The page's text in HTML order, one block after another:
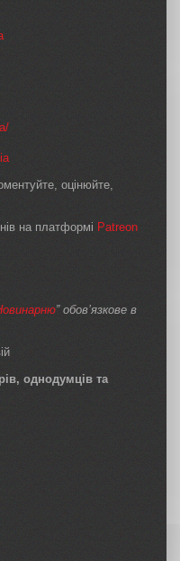
оцінюйте,
на платформі Patreon
” обов’язкове в
однодумців та